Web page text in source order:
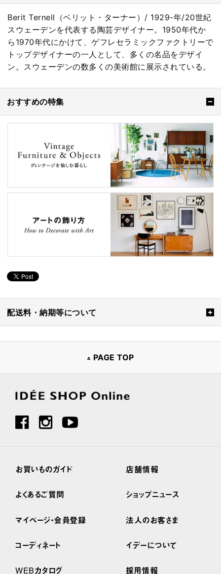
Berit Ternell（ベリット・ターナー）/ 1929-年/20世紀
スウェーデンを代表する陶芸デザイナー。1950年代か
ら1970年代にかけて、ゲフレセラミックファクトリーで
トップデザイナーの一人として、多くの名品をデザイ
ン。スウェーデンの数多くの美術館に展示されている。
おすすめの特集
配送料・納期等について
PAGE TOP
お買いものガイド
よくあるご質問
マイページ・会員登録
コーディネート
WEBカタログ
店舗情報
ショップニュース
法人のお客さま
イデーについて
採用情報